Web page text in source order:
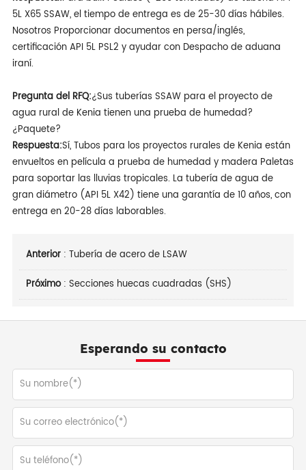
5L X65 SSAW, el tiempo de entrega es de 25-30 días hábiles.
Nosotros Proporcionar documentos en persa/inglés,
certificación API 5L PSL2 y ayudar con Despacho de aduana
iraní.
Pregunta del RFQ:¿Sus tuberías SSAW para el proyecto de
agua rural de Kenia tienen una prueba de humedad?
¿Paquete?
Respuesta:Sí, Tubos para los proyectos rurales de Kenia están
envueltos en película a prueba de humedad y madera Paletas
para soportar las lluvias tropicales. La tubería de agua de
gran diámetro (API 5L X42) tiene una garantía de 10 años, con
entrega en 20-28 días laborables.
Anterior: Tubería de acero de LSAW
Próximo: Secciones huecas cuadradas (SHS)
Esperando su contacto